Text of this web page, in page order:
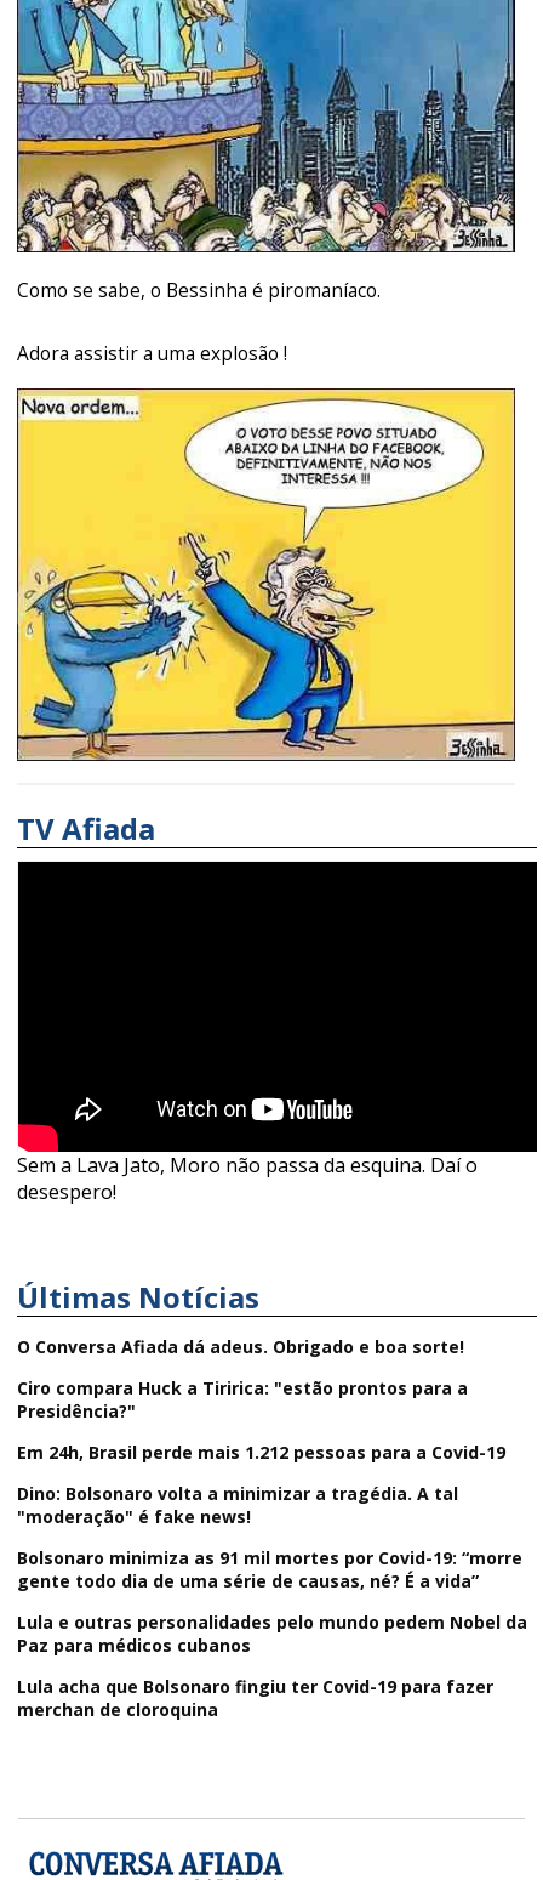
Como se sabe, o Bessinha é piromaníaco.
Adora assistir a uma explosão !
TV Afiada
Sem a Lava Jato, Moro não passa da esquina. Daí o
desespero!
Últimas Notícias
O Conversa Afiada dá adeus. Obrigado e boa sorte!
Ciro compara Huck a Tiririca: "estão prontos para a
Presidência?"
Em 24h, Brasil perde mais 1.212 pessoas para a Covid-19
Dino: Bolsonaro volta a minimizar a tragédia. A tal
"moderação" é fake news!
Bolsonaro minimiza as 91 mil mortes por Covid-19: “morre
gente todo dia de uma série de causas, né? É a vida”
Lula e outras personalidades pelo mundo pedem Nobel da
Paz para médicos cubanos
Lula acha que Bolsonaro fingiu ter Covid-19 para fazer
merchan de cloroquina